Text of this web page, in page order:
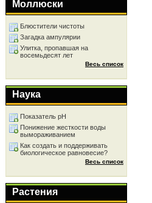
Моллюски
Блюстители чистоты
Загадка ампулярии
Улитка, пропавшая на
восемьдесят лет
Весь список
Наука
Показатель рН
Понижение жесткоcти воды
вымораживанием
Как создать и поддерживать
биологическое равновесие?
Весь список
Растения